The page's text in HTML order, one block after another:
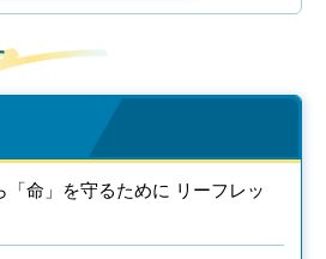
「命」を守るために リーフレッ